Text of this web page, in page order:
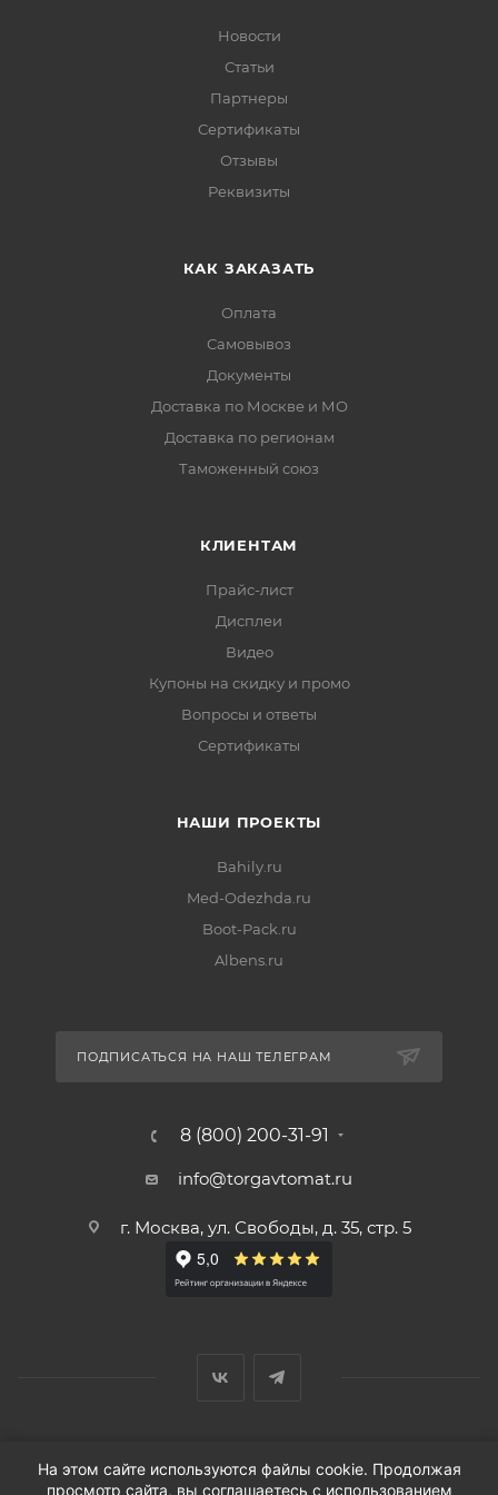
Новости
Статьи
Партнеры
Сертификаты
Отзывы
Реквизиты
КАК ЗАКАЗАТЬ
Оплата
Самовывоз
Документы
Доставка по Москве и МО
Доставка по регионам
Таможенный союз
КЛИЕНТАМ
Прайс-лист
Дисплеи
Видео
Купоны на скидку и промо
Вопросы и ответы
Сертификаты
НАШИ ПРОЕКТЫ
Bahily.ru
Med-Odezhda.ru
Boot-Pack.ru
Albens.ru
ПОДПИСАТЬСЯ НА НАШ ТЕЛЕГРАМ
8 (800) 200-31-91
info@torgavtomat.ru
г. Москва, ул. Свободы, д. 35, стр. 5
© ООО «Вендорс», 1999-2026 г.
На этом сайте используются файлы cookie. Продолжая
просмотр сайта, вы соглашаетесь с использованием